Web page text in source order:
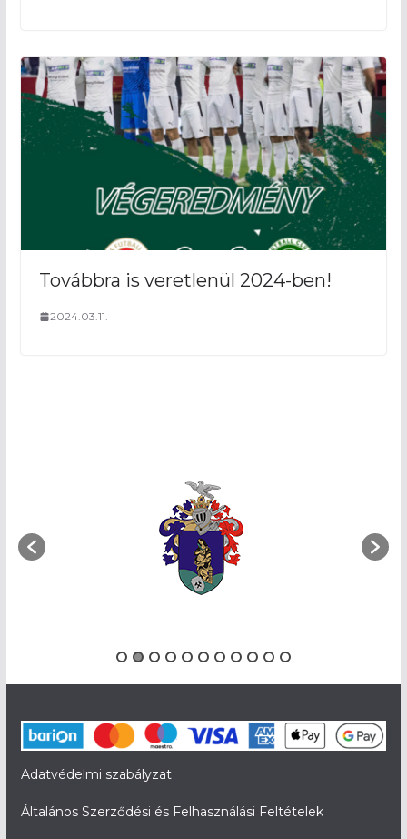
Továbbra is veretlenül 2024-ben!
2024.03.11.
Adatvédelmi szabályzat
Általános Szerződési és Felhasználási Feltételek